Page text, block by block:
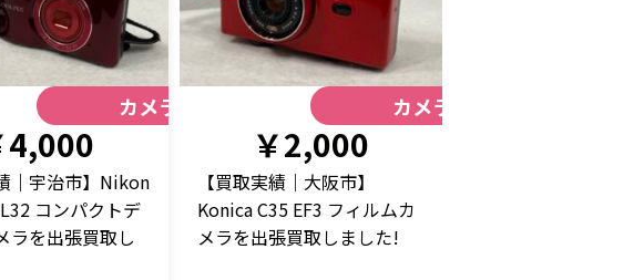
カメラ
4,000
｜宇治市】Nikon
コンパクトデ
ラを出張買取し
カメラ
￥2,000
【買取実績｜大阪市】
Konica C35 EF3 フィルムカ
メラを出張買取しました!